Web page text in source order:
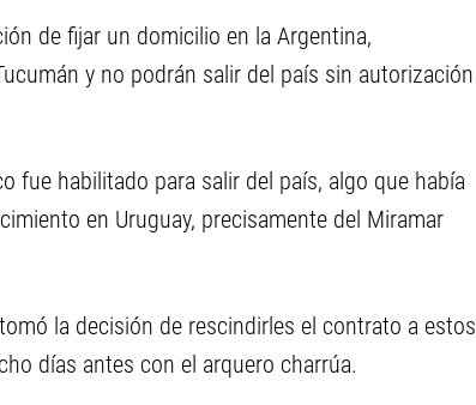
de fijar un domicilio en la Argentina,
y no podrán salir del país sin autorización
fue habilitado para salir del país, algo que había
en Uruguay, precisamente del Miramar
la decisión de rescindirles el contrato a estos
días antes con el arquero charrúa.